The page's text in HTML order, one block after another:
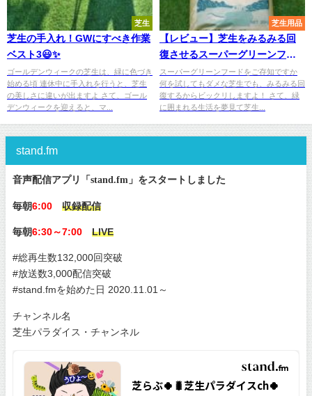
芝生
芝生の手入れ！GWにすべき作業
ベスト3😃✨
ゴールデンウィークの芝生は、緑に色づき
始める頃 連休中に手入れを行うと、芝生
の美しさに違いが出ますよ さて、ゴール
デンウィークを迎えると、マ...
芝生用品
【レビュー】芝生をみるみる回
復させるスーパーグリーンフー
ドの効果と使用方法
スーパーグリーンフードをご存知ですか
何を試してもダメな芝生でも、みるみる回
復するからビックリしますよ！ さて、緑
に囲まれる生活を夢見て芝生...
stand.fm
音声配信アプリ「stand.fm」をスタートしました
毎朝6:00 収録配信
毎朝6:30～7:00 LIVE
#総再生数132,000回突破
#放送数3,000配信突破
#stand.fmを始めた日 2020.11.01～
チャンネル名
芝生パラダイス・チャンネル